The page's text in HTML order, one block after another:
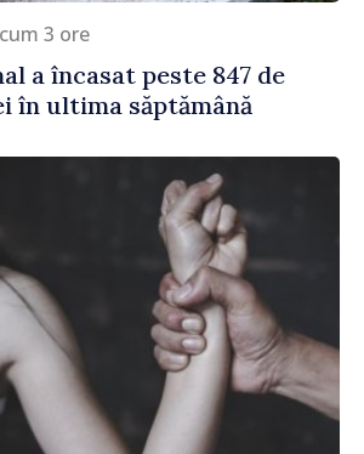
3 ore
a încasat peste 847 de
în ultima săptămână